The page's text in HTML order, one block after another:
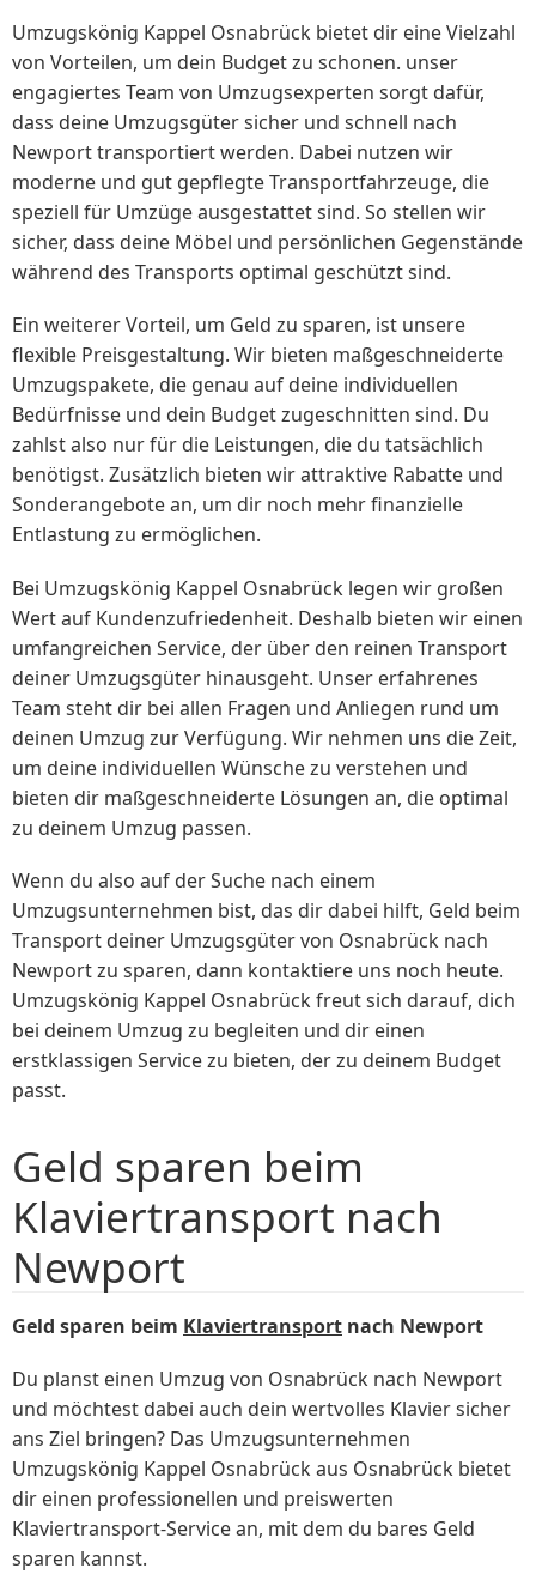
Umzugskönig Kappel Osnabrück bietet dir eine Vielzahl
von Vorteilen, um dein Budget zu schonen. unser
engagiertes Team von Umzugsexperten sorgt dafür,
dass deine Umzugsgüter sicher und schnell nach
Newport transportiert werden. Dabei nutzen wir
moderne und gut gepflegte Transportfahrzeuge, die
speziell für Umzüge ausgestattet sind. So stellen wir
sicher, dass deine Möbel und persönlichen Gegenstände
während des Transports optimal geschützt sind.
Ein weiterer Vorteil, um Geld zu sparen, ist unsere
flexible Preisgestaltung. Wir bieten maßgeschneiderte
Umzugspakete, die genau auf deine individuellen
Bedürfnisse und dein Budget zugeschnitten sind. Du
zahlst also nur für die Leistungen, die du tatsächlich
benötigst. Zusätzlich bieten wir attraktive Rabatte und
Sonderangebote an, um dir noch mehr finanzielle
Entlastung zu ermöglichen.
Bei Umzugskönig Kappel Osnabrück legen wir großen
Wert auf Kundenzufriedenheit. Deshalb bieten wir einen
umfangreichen Service, der über den reinen Transport
deiner Umzugsgüter hinausgeht. Unser erfahrenes
Team steht dir bei allen Fragen und Anliegen rund um
deinen Umzug zur Verfügung. Wir nehmen uns die Zeit,
um deine individuellen Wünsche zu verstehen und
bieten dir maßgeschneiderte Lösungen an, die optimal
zu deinem Umzug passen.
Wenn du also auf der Suche nach einem
Umzugsunternehmen bist, das dir dabei hilft, Geld beim
Transport deiner Umzugsgüter von Osnabrück nach
Newport zu sparen, dann kontaktiere uns noch heute.
Umzugskönig Kappel Osnabrück freut sich darauf, dich
bei deinem Umzug zu begleiten und dir einen
erstklassigen Service zu bieten, der zu deinem Budget
passt.
Geld sparen beim
Klaviertransport nach
Newport
Geld sparen beim Klaviertransport nach Newport
Du planst einen Umzug von Osnabrück nach Newport
und möchtest dabei auch dein wertvolles Klavier sicher
ans Ziel bringen? Das Umzugsunternehmen
Umzugskönig Kappel Osnabrück aus Osnabrück bietet
dir einen professionellen und preiswerten
Klaviertransport-Service an, mit dem du bares Geld
sparen kannst.